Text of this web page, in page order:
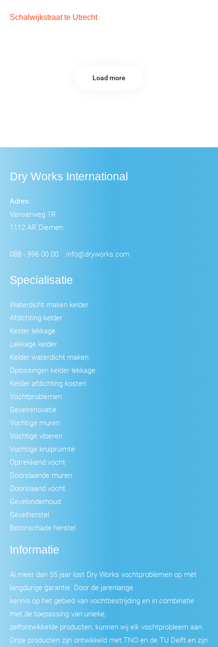
Schalwijkstraat te Utrecht
Load more
Dry Works International
Adres:
Venserweg 1R
1112 AR Diemen
088 - 996 00 00 info@dryworks.com
Specialisatie
Waterdicht maken kelder
Afdichting kelder
Kelder lekkage
Lekkage kelder
Kelder waterdicht maken
Oplossingen kelder lekkage
Kelder afdichting kosten
Vochtproblemen
Gevelrenovatie
Vochtige muren
Vochtige vloeren
Vochtige kruipruimte
Optrekkend vocht
Doorslaande muren
Doorslaand vocht
Gevelonderhoud
Gevelherstel
Betonschade herstel
Informatie
Al meer dan 55 jaar lost Dry Works vochtproblemen op mèt
langdurige garantie. Door de jarenlange
kennis op het gebied van vochtbestrijding en in combinatie
met de toepassing van unieke,
zelfontwikkelde producten, kunnen wij elk vochtprobleem aan.
Onze producten zijn ontwikkeld met TNO en de TU Delft en zijn